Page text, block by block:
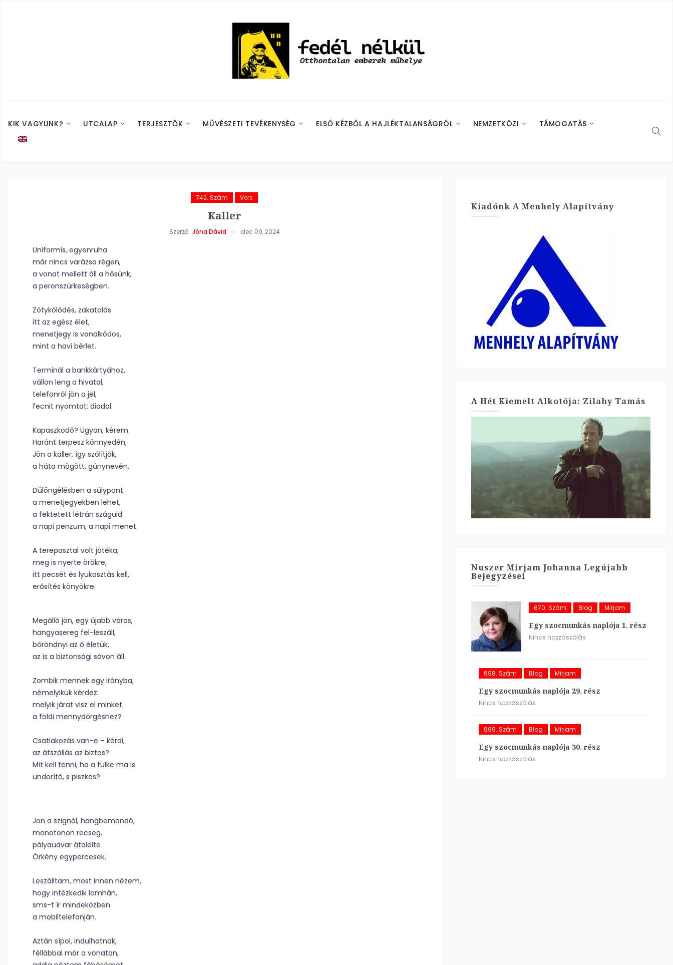
KIK VAGYUNK? UTCALAP TERJESZTŐK MŰVÉSZETI TEVÉKENYSÉG ELSŐ KÉZBŐL A HAJLÉKTALANSÁGRÓL NEMZETKÖZI TÁMOGATÁS
742. Szám Vers
Kaller
Szerző: Jóna Dávid dec 09, 2024
Uniformis, egyenruha
már nincs varázsa régen,
a vonat mellett áll a hősünk,
a peronszürkeségben.
Zötykölődés, zakatolás
itt az egész élet,
menetjegy is vonalkódos,
mint a havi bérlet.
Terminál a bankkártyához,
vállon leng a hivatal,
telefonról jön a jel,
fecnit nyomtat: diadal.
Kapaszkodó? Ugyan, kérem.
Haránt terpesz könnyedén,
Jön a kaller, így szólítják,
a háta mögött, gúnynevén.
Dülöngélésben a súlypont
a menetjegyekben lehet,
a fektetett létrán száguld
a napi penzum, a napi menet.
A terepasztal volt játéka,
meg is nyerte örökre,
itt pecsét és lyukasztás kell,
erősítés könyökre.
Megálló jön, egy újabb város,
hangyasereg fel-leszáll,
bőröndnyi az ő életük,
az is a biztonsági sávon áll.
Zombik mennek egy irányba,
némelyikük kérdez:
melyik járat visz el minket
a földi mennydörgéshez?
Csatlakozás van-e – kérdi,
az átszállás az biztos?
Mit kell tenni, ha a fülke ma is
undorító, s piszkos?
Jön a szignál, hangbemondó,
monotonon recseg,
pályaudvar átölelte
Örkény egypercesek.
Leszálltam, most innen nézem,
hogy intézkedik lomhán,
sms-t ír mindeközben
a mobiltelefonján.
Aztán sípol, indulhatnak,
féllábbal már a vonaton,
Kiadónk A Menhely Alapítvány
A Hét Kiemelt Alkotója: Zilahy Tamás
Nuszer Mirjam Johanna Legújabb
Bejegyzései
670. Szám Blog Mirjam
Egy szocmunkás naplója 1. rész
Nincs hozzászólás
698. Szám Blog Mirjam
Egy szocmunkás naplója 29. rész
Nincs hozzászólás
699. Szám Blog Mirjam
Egy szocmunkás naplója 30. rész
Nincs hozzászólás